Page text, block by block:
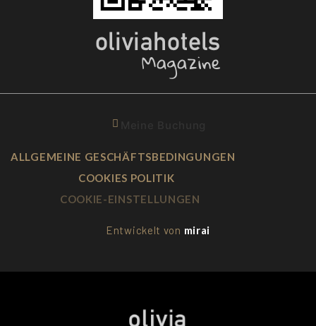
ALLGEMEINE GESCHÄFTSBEDINGUNGEN
COOKIES POLITIK
COOKIE-EINSTELLUNGEN
Entwickelt von mirai